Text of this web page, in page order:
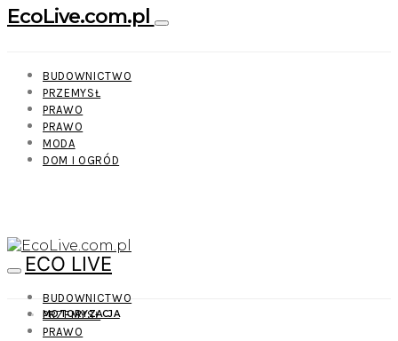
EcoLive.com.pl
BUDOWNICTWO
PRZEMYSŁ
PRAWO
PRAWO
MODA
DOM I OGRÓD
ECO LIVE
BUDOWNICTWO
PRZEMYSŁ
PRAWO
MOTORYZACJA